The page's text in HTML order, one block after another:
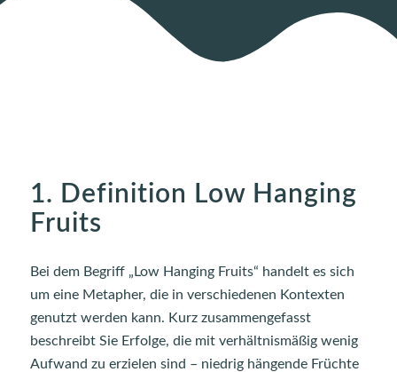
1. Definition Low Hanging
Fruits
Bei dem Begriff „Low Hanging Fruits“ handelt es sich
um eine Metapher, die in verschiedenen Kontexten
genutzt werden kann. Kurz zusammengefasst
beschreibt Sie Erfolge, die mit verhältnismäßig wenig
Aufwand zu erzielen sind – niedrig hängende Früchte